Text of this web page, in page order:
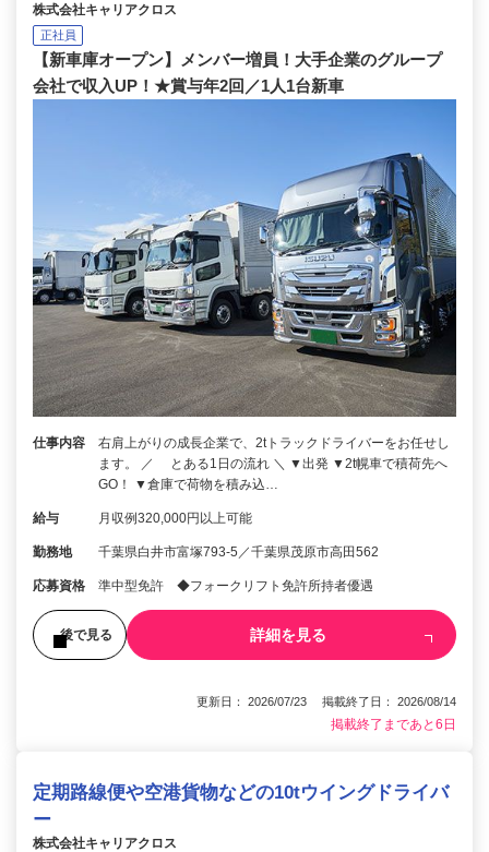
株式会社キャリアクロス
正社員
【新車庫オープン】メンバー増員！大手企業のグループ
会社で収入UP！★賞与年2回／1人1台新車
仕事内容
右肩上がりの成長企業で、2tトラックドライバーをお任せし
ます。 ／ とある1日の流れ ＼ ▼出発 ▼2t幌車で積荷先へ
GO！ ▼倉庫で荷物を積み込…
給与 月収例320,000円以上可能
勤務地 千葉県白井市富塚793-5／千葉県茂原市高田562
応募資格 準中型免許 ◆フォークリフト免許所持者優遇
後で見る 詳細を見る
更新日： 2026/07/23 掲載終了日： 2026/08/14
掲載終了まであと6日
定期路線便や空港貨物などの10tウイングドライバ
ー
株式会社キャリアクロス